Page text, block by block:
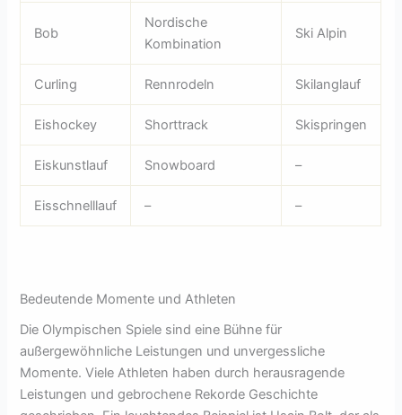
Bob
Nordische
Kombination
Ski Alpin
Curling Rennrodeln Skilanglauf
Eishockey Shorttrack Skispringen
Eiskunstlauf Snowboard –
Eisschnelllauf – –
Bedeutende Momente und Athleten
Die Olympischen Spiele sind eine Bühne für
außergewöhnliche Leistungen und unvergessliche
Momente. Viele Athleten haben durch herausragende
Leistungen und gebrochene Rekorde Geschichte